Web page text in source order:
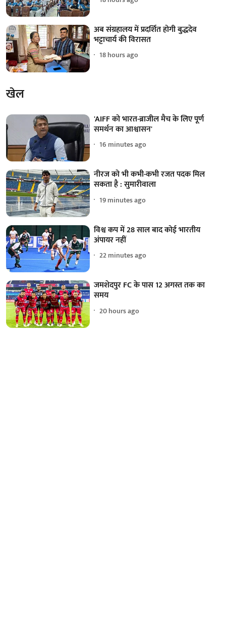
अब संग्रहालय में प्रदर्शित होगी बुद्धदेव
भट्टाचार्य की विरासत
18 hours ago
खेल
'AIFF को भारत-ब्राजील मैच के लिए पूर्ण
समर्थन का आश्वासन'
16 minutes ago
नीरज को भी कभी-कभी रजत पदक मिल
सकता है : सुमारीवाला
19 minutes ago
विश्व कप में 28 साल बाद कोई भारतीय
अंपायर नहीं
22 minutes ago
जमशेदपुर FC के पास 12 अगस्त तक का
समय
20 hours ago